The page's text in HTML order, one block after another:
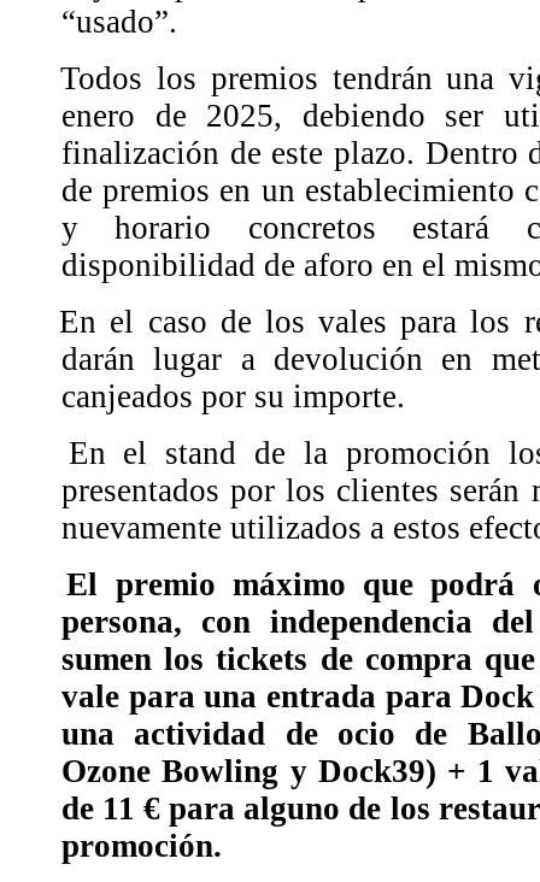
“usado”.
Todos los premios tendrán una
enero de 2025, debiendo ser
finalización de este plazo. Dentro
de premios en un establecimiento
y horario concretos estará
disponibilidad de aforo en el
En el caso de los vales para los
darán lugar a devolución en
canjeados por su importe.
En el stand de la promoción
presentados por los clientes serán
nuevamente utilizados a estos
El premio máximo que podrá
persona, con independencia
sumen los tickets de compra
vale para una entrada para
una actividad de ocio de
Ozone Bowling y Dock39) + 1
de 11 € para alguno de los
promoción.